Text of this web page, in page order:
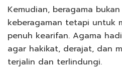
Kemudian, beragama
keberagaman tetapi untuk
penuh kearifan. Agama
agar hakikat, derajat, dan
terjalin dan terlindungi.